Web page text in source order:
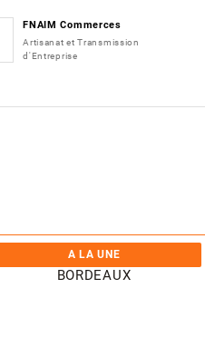
FNAIM Commerces
Artisanat et Transmission
d'Entreprise
A LA UNE